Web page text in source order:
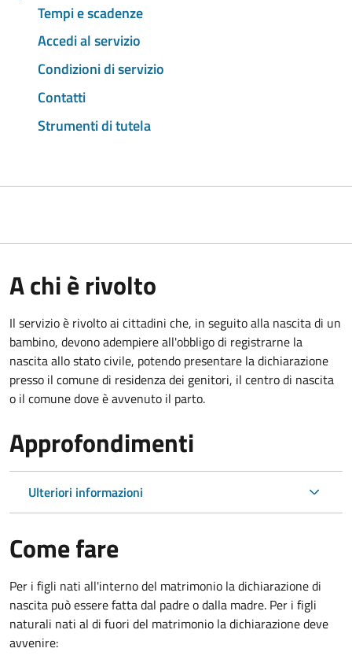
Tempi e scadenze
Accedi al servizio
Condizioni di servizio
Contatti
Strumenti di tutela
A chi è rivolto
Il servizio è rivolto ai cittadini che, in seguito alla nascita di un
bambino, devono adempiere all'obbligo di registrarne la
nascita allo stato civile, potendo presentare la dichiarazione
presso il comune di residenza dei genitori, il centro di nascita
o il comune dove è avvenuto il parto.
Approfondimenti
Ulteriori informazioni
Come fare
Per i figli nati all'interno del matrimonio la dichiarazione di
nascita può essere fatta dal padre o dalla madre. Per i figli
naturali nati al di fuori del matrimonio la dichiarazione deve
avvenire: